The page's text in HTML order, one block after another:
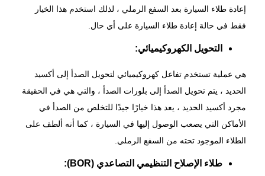
إعادة طلاء السيارة بعد السفع الرملي ، لذلك استخدم هذا الخيار
فقط في حالة إعادة طلاء السيارة على أي حال.
التحويل الكهروكيميائي:
هي عملية تستخدم تفاعل كهروكيميائي لتحويل الصدأ إلى أكسيد
الحديد ، يتم تحويل الصدأ إلى بلورات الصدأ ، والتي هي في الحقيقة
مجرد أكسيد الحديد ، يعد هذا خيارًا جيدًا للتخلص من الصدأ في
الأماكن التي يصعب الوصول إليها في السيارة ، كما أنه ألطف على
الطلاء الموجود تحته من السفع الرملي.
طلاء الإصلاح التنظيمي التصاعدي (BOR):